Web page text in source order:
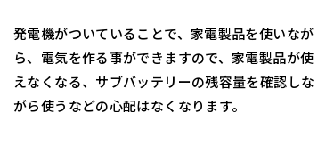
発電機がついていることで、家電製品を使いなが
ら、電気を作る事ができますので、家電製品が使
えなくなる、サブバッテリーの残容量を確認しな
がら使うなどの心配はなくなります。